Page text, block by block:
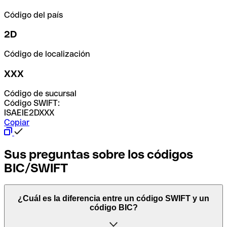
Código del país
2D
Código de localización
XXX
Código de sucursal
Código SWIFT:
ISAEIE2DXXX
Copiar
Sus preguntas sobre los códigos
BIC/SWIFT
¿Cuál es la diferencia entre un código SWIFT y un
código BIC?